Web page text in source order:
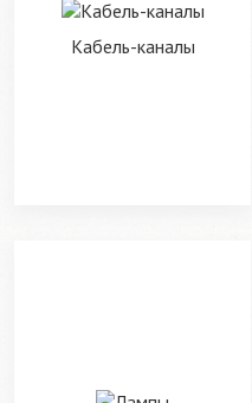
Кабель-каналы